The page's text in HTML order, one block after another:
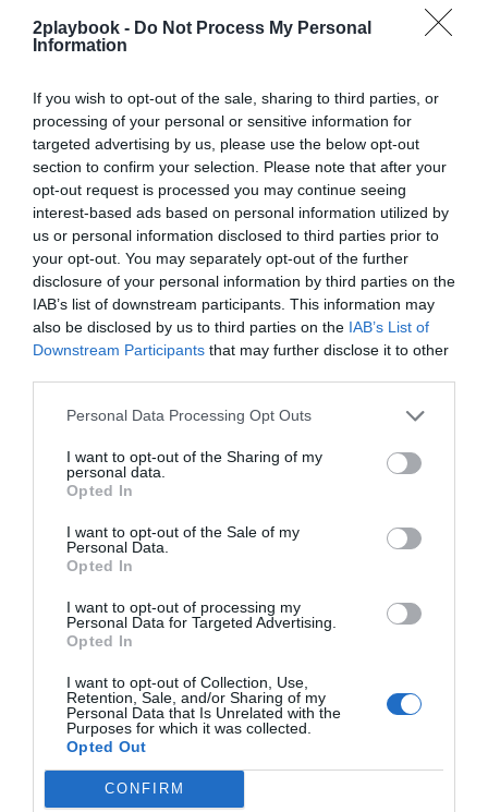
2playbook - Do Not Process My Personal
Information
If you wish to opt-out of the sale, sharing to third parties, or
processing of your personal or sensitive information for
targeted advertising by us, please use the below opt-out
section to confirm your selection. Please note that after your
opt-out request is processed you may continue seeing
interest-based ads based on personal information utilized by
us or personal information disclosed to third parties prior to
your opt-out. You may separately opt-out of the further
disclosure of your personal information by third parties on the
IAB’s list of downstream participants. This information may
also be disclosed by us to third parties on the IAB’s List of
Downstream Participants that may further disclose it to other
Personal Data Processing Opt Outs
I want to opt-out of the Sharing of my
personal data.
Opted In
I want to opt-out of the Sale of my
Personal Data.
Opted In
I want to opt-out of processing my
Personal Data for Targeted Advertising.
Opted In
I want to opt-out of Collection, Use,
Retention, Sale, and/or Sharing of my
Personal Data that Is Unrelated with the
Purposes for which it was collected.
Opted Out
CONFIRM
Índex2P
cautelosamente positivos sobre el futuro a pesar del
obvio escenario macroeconómico adverso”.
Añadir 2Playbookcomo fuente preferida de Google
de forma gratuita
Mantente informado con las últimas noticias de actualidad.
ACTIVAR AHORA
Compartir
Imprimir
Publicidad
2Playbook Club